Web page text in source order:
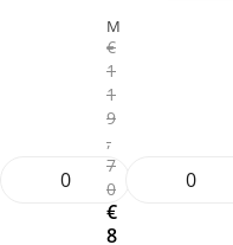
M
€
1
1
9
,
7
0
€
8